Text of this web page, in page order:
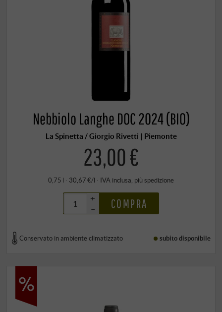
Nebbiolo Langhe DOC 2024 (BIO)
La Spinetta / Giorgio Rivetti | Piemonte
23,00 €
0,75 l · 30,67 €/l · IVA inclusa, più spedizione
+
–
COMPRA
Conservato in ambiente climatizzato subito disponibile